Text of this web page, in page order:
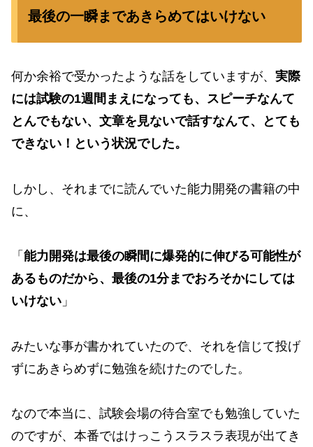
最後の一瞬まであきらめてはいけない
何か余裕で受かったような話をしていますが、 実際
には試験の1週間まえになっても、スピーチなんて
とんでもない、文章を見ないで話すなんて、とても
できない！という状況でした。
しかし、それまでに読んでいた能力開発の書籍の中
に、
「 能力開発は最後の瞬間に爆発的に伸びる可能性が
あるものだから、最後の1分までおろそかにしては
いけない 」
みたいな事が書かれていたので、それを信じて投げ
ずにあきらめずに勉強を続けたのでした。
なので本当に、試験会場の待合室でも勉強していた
のですが、本番ではけっこうスラスラ表現が出てき